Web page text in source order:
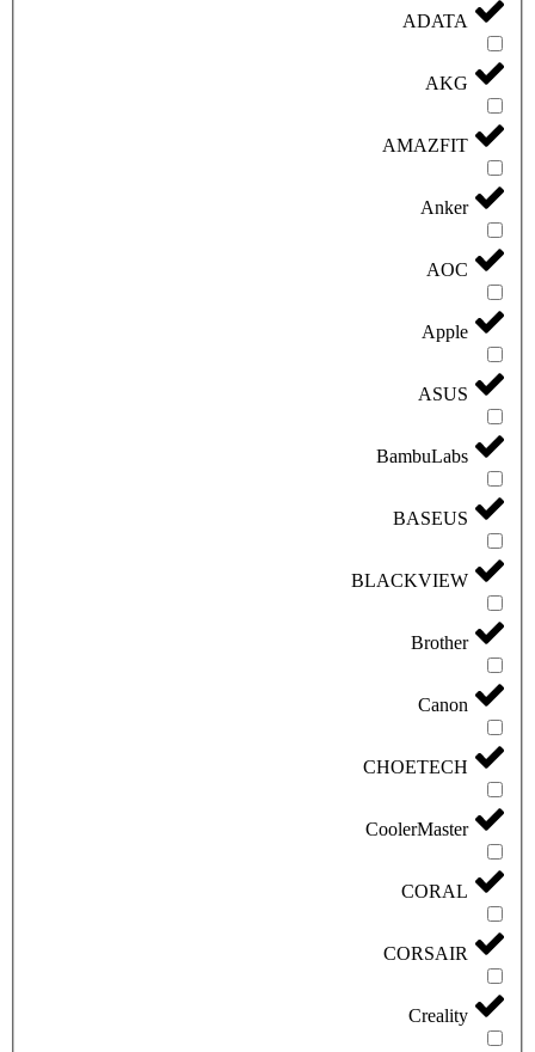
ADATA
AKG
AMAZFIT
Anker
AOC
Apple
ASUS
BambuLabs
BASEUS
BLACKVIEW
Brother
Canon
CHOETECH
CoolerMaster
CORAL
CORSAIR
Creality